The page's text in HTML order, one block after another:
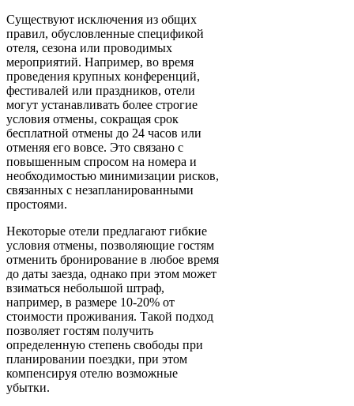
Существуют исключения из общих
правил, обусловленные спецификой
отеля, сезона или проводимых
мероприятий. Например, во время
проведения крупных конференций,
фестивалей или праздников, отели
могут устанавливать более строгие
условия отмены, сокращая срок
бесплатной отмены до 24 часов или
отменяя его вовсе. Это связано с
повышенным спросом на номера и
необходимостью минимизации рисков,
связанных с незапланированными
простоями.
Некоторые отели предлагают гибкие
условия отмены, позволяющие гостям
отменить бронирование в любое время
до даты заезда, однако при этом может
взиматься небольшой штраф,
например, в размере 10-20% от
стоимости проживания. Такой подход
позволяет гостям получить
определенную степень свободы при
планировании поездки, при этом
компенсируя отелю возможные
убытки.